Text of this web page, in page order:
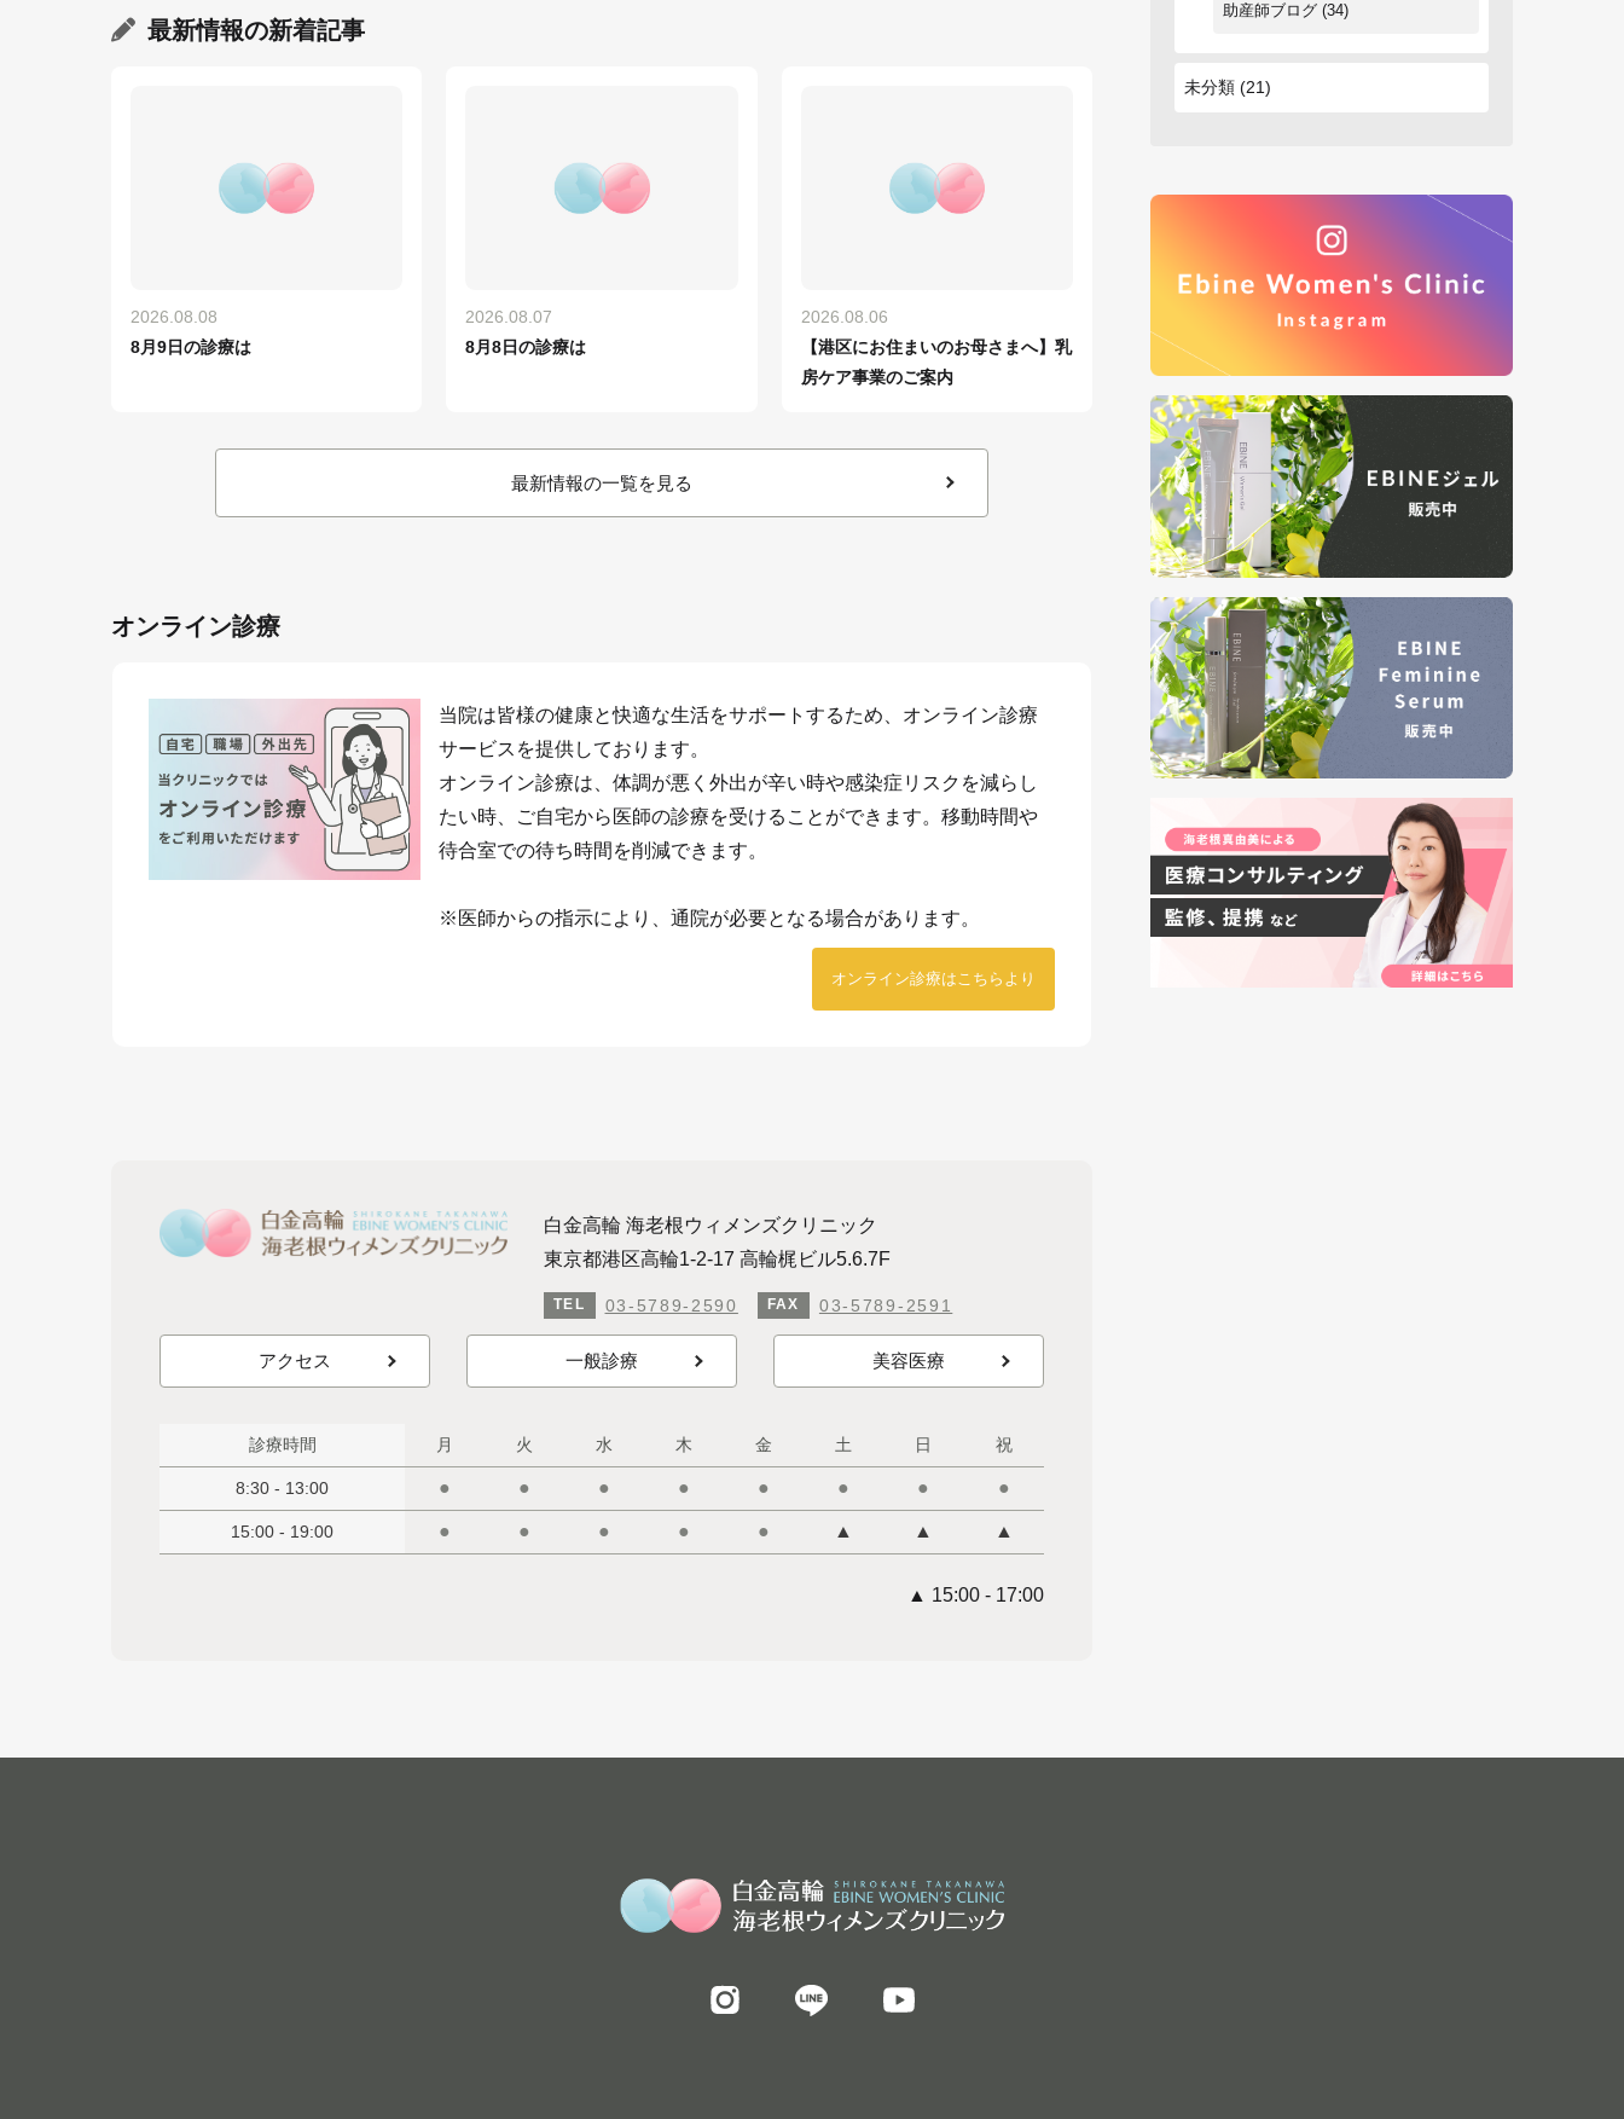
最新情報の新着記事
2026.08.08
8月9日の診療は
2026.08.07
8月8日の診療は
2026.08.06
【港区にお住まいのお母さまへ】乳
房ケア事業のご案内
最新情報の一覧を見る
オンライン診療
当院は皆様の健康と快適な生活をサポートするため、オンライン診療
サービスを提供しております。
オンライン診療は、体調が悪く外出が辛い時や感染症リスクを減らし
たい時、ご自宅から医師の診療を受けることができます。移動時間や
待合室での待ち時間を削減できます。
※医師からの指示により、通院が必要となる場合があります。
オンライン診療はこちらより
白金高輪 海老根ウィメンズクリニック
東京都港区高輪1-2-17 高輪梶ビル5.6.7F
TEL 03-5789-2590 FAX 03-5789-2591
アクセス 一般診療 美容医療
診療時間 月 火 水 木 金 土 日 祝
8:30 - 13:00 ● ● ● ● ● ● ● ●
15:00 - 19:00 ● ● ● ● ● ▲ ▲ ▲
▲ 15:00 - 17:00
助産師ブログ (34)
未分類 (21)